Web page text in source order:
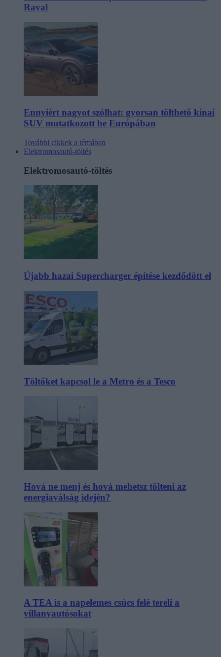
Raval
Ennyiért nagyot szólhat: gyorsan tölthető kínai
SUV mutatkozott be Európában
További cikkek a témában
Elektromosautó-töltés
Elektromosautó-töltés
Újabb hazai Supercharger építése kezdődött el
Töltőket kapcsol le a Metro és a Tesco
Hová ne menj és hová mehetsz tölteni az
energiaválság idején?
A TEA is a napelemes csúcs felé tereli a
villanyautósokat